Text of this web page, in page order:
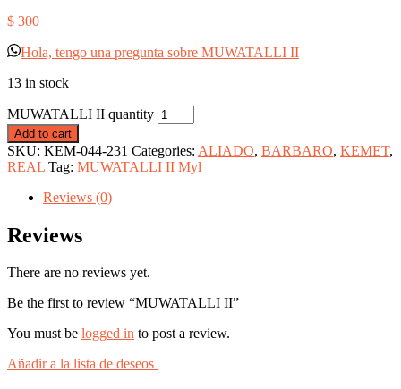
$ 300
Hola, tengo una pregunta sobre MUWATALLI II
13 in stock
MUWATALLI II quantity
Add to cart
SKU: KEM-044-231 Categories: ALIADO, BARBARO, KEMET,
REAL Tag: MUWATALLI II Myl
Reviews (0)
Reviews
There are no reviews yet.
Be the first to review “MUWATALLI II”
You must be logged in to post a review.
Añadir a la lista de deseos